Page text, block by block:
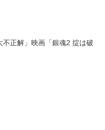
正解」映画「銀魂2 掟は破